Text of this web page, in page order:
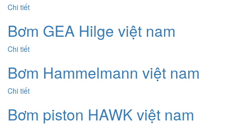
Chi tiết
Bơm GEA Hilge việt nam
Chi tiết
Bơm Hammelmann việt nam
Chi tiết
Bơm piston HAWK việt nam